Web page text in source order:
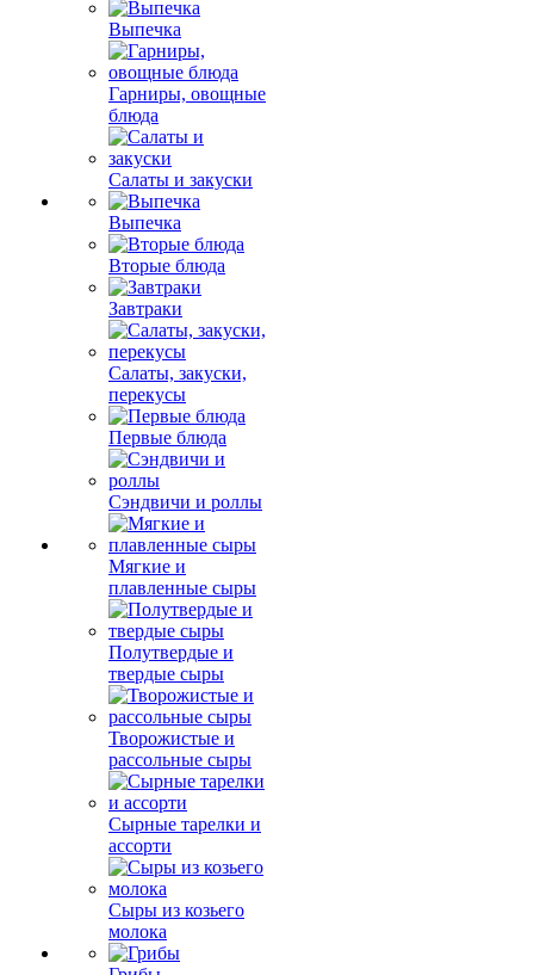
Выпечка
Гарниры, овощные
блюда
Салаты и закуски
Выпечка
Вторые блюда
Завтраки
Салаты, закуски,
перекусы
Первые блюда
Сэндвичи и роллы
Мягкие и
плавленные сыры
Полутвердые и
твердые сыры
Творожистые и
рассольные сыры
Сырные тарелки и
ассорти
Сыры из козьего
молока